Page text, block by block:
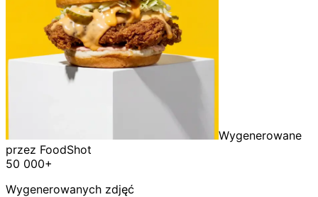
Wygenerowane
przez FoodShot
50 000+
Wygenerowanych zdjęć